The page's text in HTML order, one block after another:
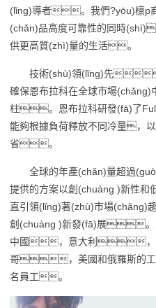
(lǐng)導者。我們?yōu)檩p
(chǎn)品高度可靠性的同時
供更高質(zhì)量的生活。
技術(shù)領(lǐng)先
確保恩布拉科在全球市場(chǎng)
柱。恩布拉科研發(fā)了
能夠根據負荷釋放不同冷量，
省。
全球的年產(chǎn)量超過
提供的方案以創(chuàng )新性
直引領(lǐng)著(zhù)市場
創(chuàng )新發(fā)展。
中國，意大利，
哥，美國和俄羅斯的工
名員工。